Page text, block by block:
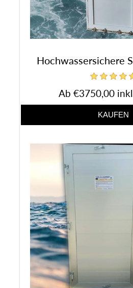
Hochwassersichere
Ab €3750,00